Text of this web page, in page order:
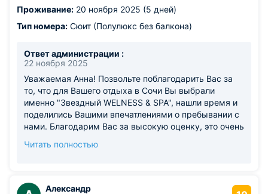
Из недостатков: нравится все !
Проживание: 20 ноября 2025 (5 дней)
Тип номера: Сюит (Полулюкс без балкона)
Ответ администрации :
22 ноября 2025
Уважаемая Анна! Позвольте поблагодарить Вас за
то, что для Вашего отдыха в Сочи Вы выбрали
именно "Звездный WELNESS & SPA", нашли время и
поделились Вашими впечатлениями о пребывании с
нами. Благодарим Вас за высокую оценку, это очень
достоинству оценили уровень работы нашего
снова в нашем отеле и сделаем все возможное,
Читать полностью
Александр